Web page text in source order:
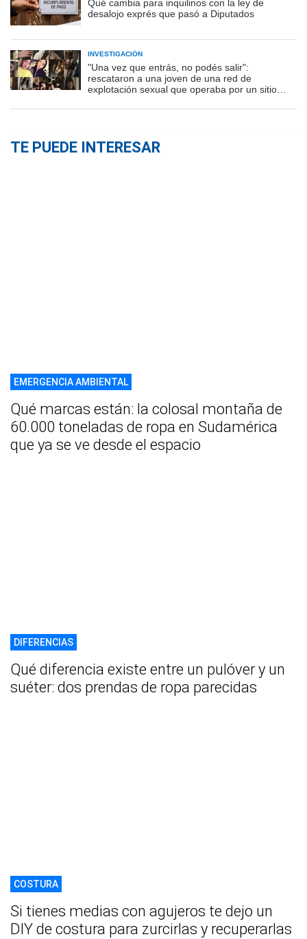
Qué cambia para inquilinos con la ley de
desalojo exprés que pasó a Diputados
INVESTIGACIÓN
"Una vez que entrás, no podés salir":
rescataron a una joven de una red de
explotación sexual que operaba por un sitio
TE PUEDE INTERESAR
EMERGENCIA AMBIENTAL
Qué marcas están: la colosal montaña de
60.000 toneladas de ropa en Sudamérica
que ya se ve desde el espacio
DIFERENCIAS
Qué diferencia existe entre un pulóver y un
suéter: dos prendas de ropa parecidas
COSTURA
Si tienes medias con agujeros te dejo un
DIY de costura para zurcirlas y recuperarlas